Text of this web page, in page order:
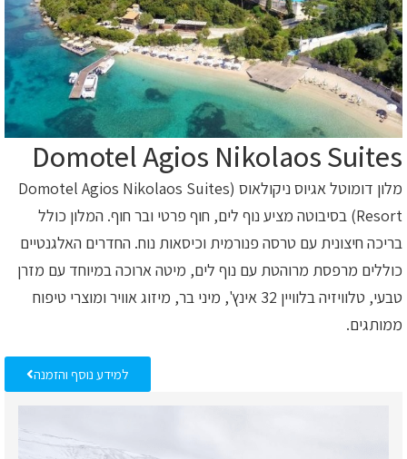
Domotel Agios Nikolaos Suites
מלון דומוטל אגיוס ניקולאוס (Domotel Agios Nikolaos Suites
Resort) בסיבוטה מציע נוף לים, חוף פרטי ובר חוף. המלון כולל
בריכה חיצונית עם טרסה פנורמית וכיסאות נוח. החדרים האלגנטיים
כוללים מרפסת מרוהטת עם נוף לים, מיטה ארוכה במיוחד עם מזרן
טבעי, טלוויזיה בלוויין 32 אינץ', מיני בר, מיזוג אוויר ומוצרי טיפוח
ממותגים.
למידע נוסף והזמנה